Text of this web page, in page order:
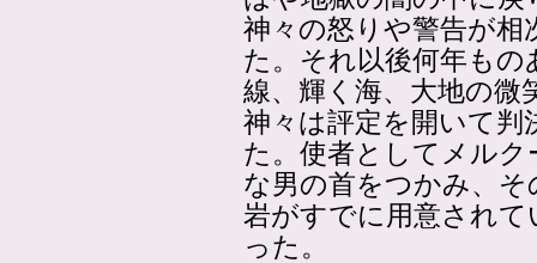
神々の怒りや警告が
た。それ以後何年も
線、輝く海、大地の微
神々は評定を開いて
た。使者としてメル
な男の首をつかみ、
岩がすでに用意され
った。